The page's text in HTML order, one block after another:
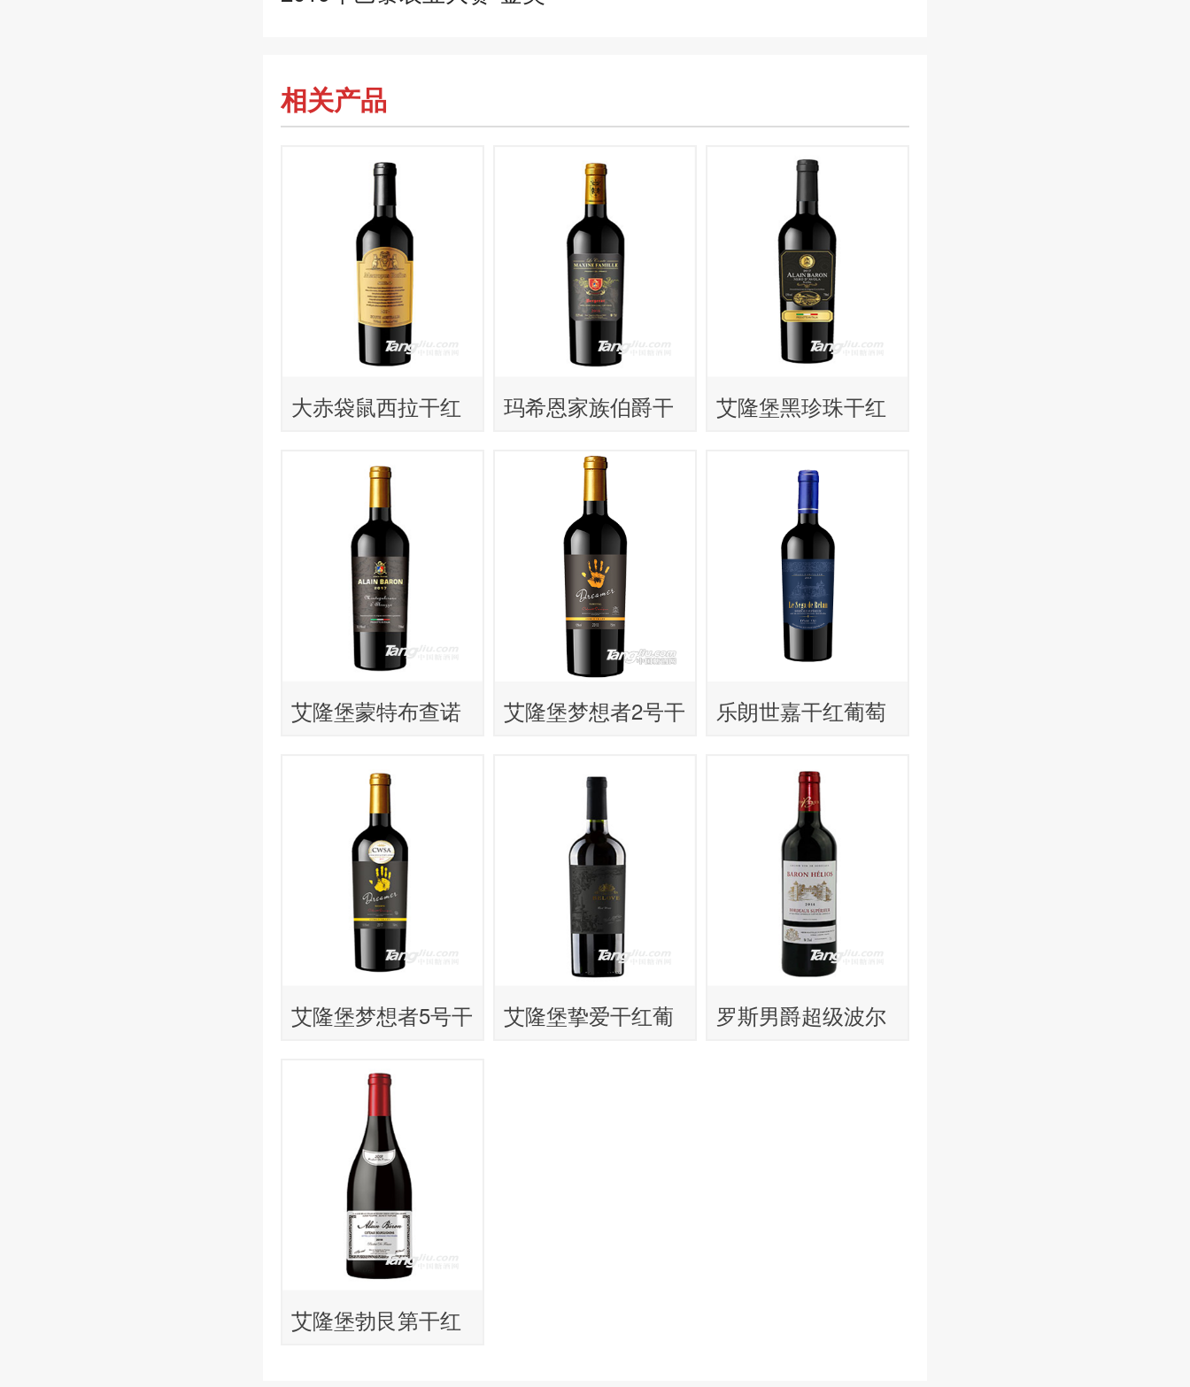
相关产品
大赤袋鼠西拉干红
玛希恩家族伯爵干
艾隆堡黑珍珠干红
艾隆堡蒙特布查诺
艾隆堡梦想者2号干
乐朗世嘉干红葡萄
艾隆堡梦想者5号干
艾隆堡挚爱干红葡
罗斯男爵超级波尔
艾隆堡勃艮第干红